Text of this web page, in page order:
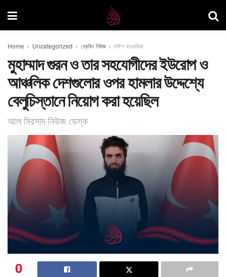
Home Uncategorized ব্রেকিং নিউজ দাঈশ খাওয়ারিজ
মুহাম্মাদ গুরন ও তার সহযোগীদের ইউরোপ ও
আঞ্চলিক দেশগুলোর ওপর হামলার উদ্দেশ্যে
বেলুচিস্তানে নিয়োগ করা হয়েছিল
আল মিরসাদ নিউজ ডেস্ক
0